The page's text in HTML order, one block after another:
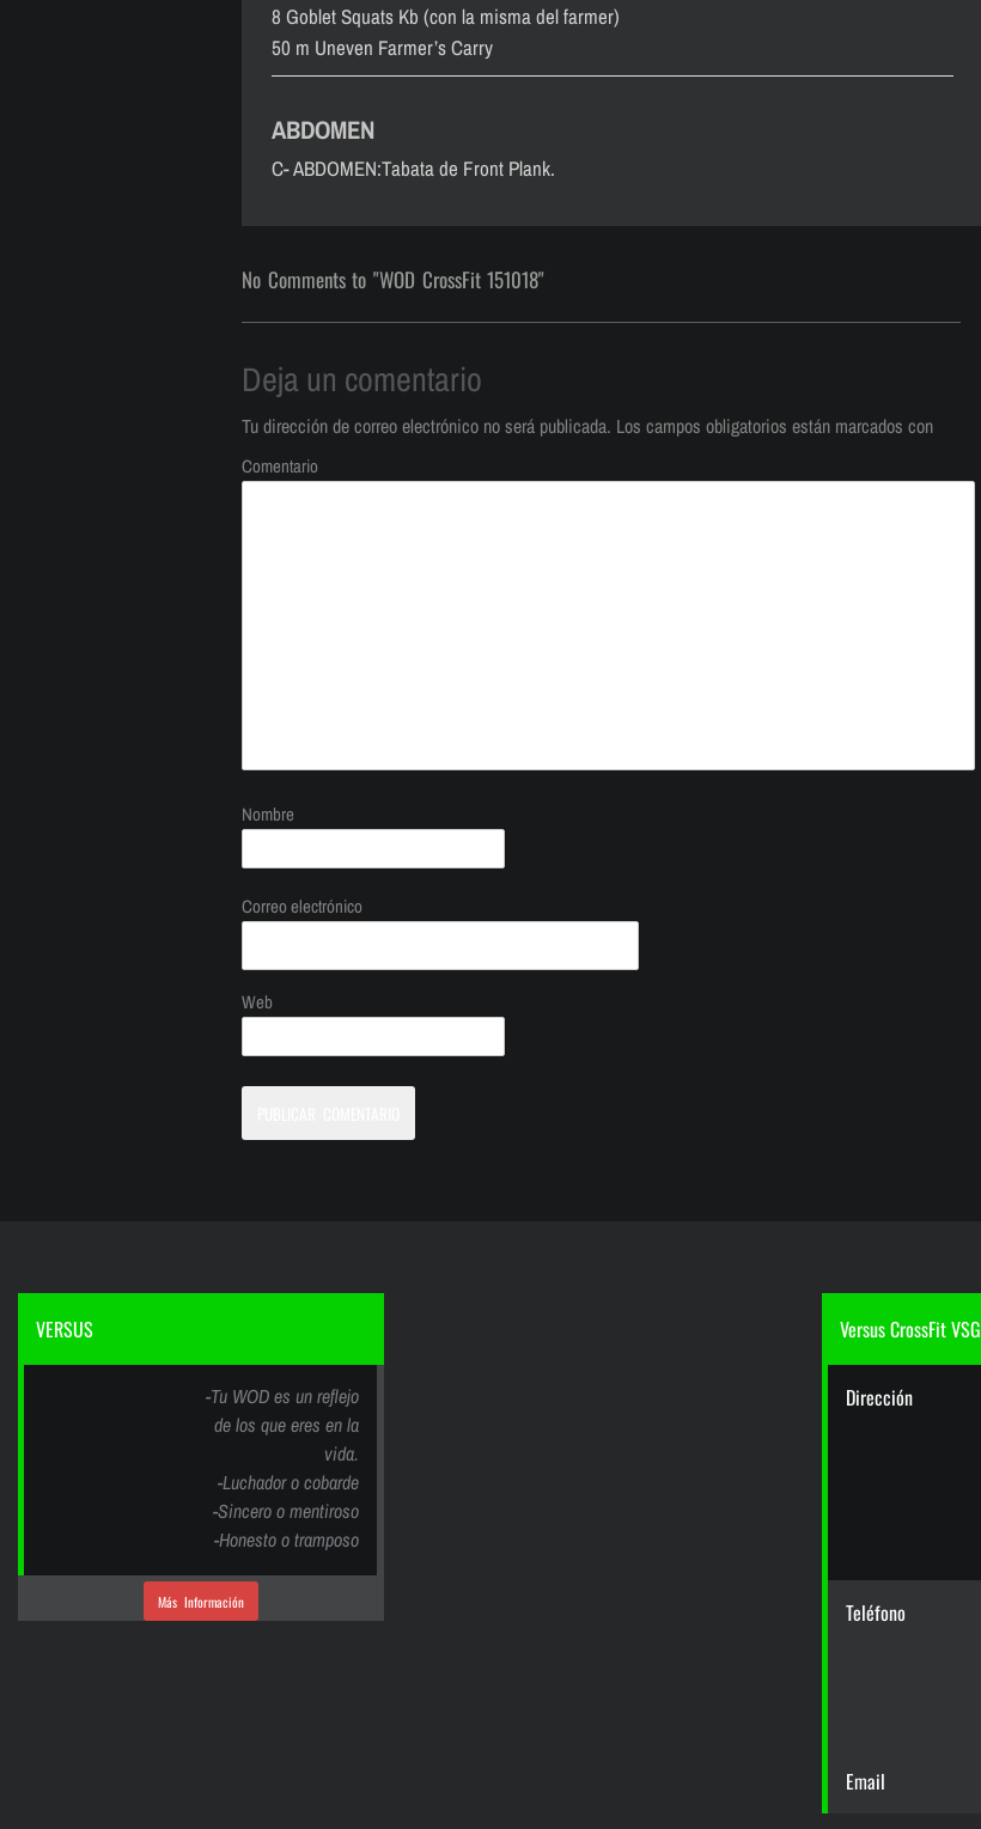
8 Goblet Squats Kb (con la misma del farmer)
50 m Uneven Farmer’s Carry
ABDOMEN
C- ABDOMEN:Tabata de Front Plank.
No Comments to "WOD CrossFit 151018"
Deja un comentario
Tu dirección de correo electrónico no será publicada. Los campos obligatorios están marcados con
Comentario
Nombre
Correo electrónico
Web
VERSUS
-Tu WOD es un reflejo
de los que eres en la
vida.
-Luchador o cobarde
-Sincero o mentiroso
-Honesto o tramposo
Más Información
Versus CrossFit VSG
Dirección
Teléfono
Email